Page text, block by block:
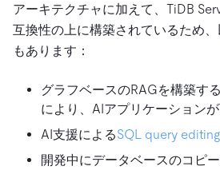
アーキテクチャに加えて、TiDB
互換性の上に構築されているため
もあります：
グラフベースのRAGを構築す
により、AIアプリケーション
AI支援によるSQL query editing
開発中にデータベースのコピ